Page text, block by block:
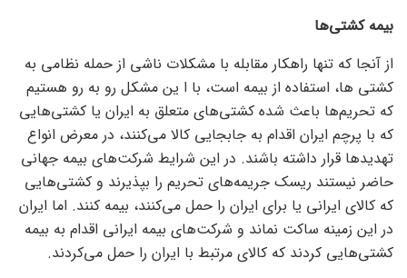
بیمه کشتی‌ها
از آنجا که تنها راهکار مقابله با مشکلات ناشی از حمله نظامی به
کشتی ها، استفاده از بیمه است، با ا ین مشکل رو به رو هستیم
که تحریم‌ها باعث شده کشتی‌های متعلق به ایران یا کشتی‌هایی
که با پرچم ایران اقدام به جابجایی کالا می‌کنند، در معرض انواع
تهدید‌ها قرار داشته باشند. در این شرایط شرکت‌های بیمه جهانی
حاضر نیستند ریسک جریمه‌های تحریم را بپذیرند و کشتی‌هایی
که کالای ایرانی یا برای ایران را حمل می‌کنند، بیمه کنند. اما ایران
در این زمینه ساکت نماند و شرکت‌های بیمه ایرانی اقدام به بیمه
کشتی‌هایی کردند که کالای مرتبط با ایران را حمل می‌کردند.